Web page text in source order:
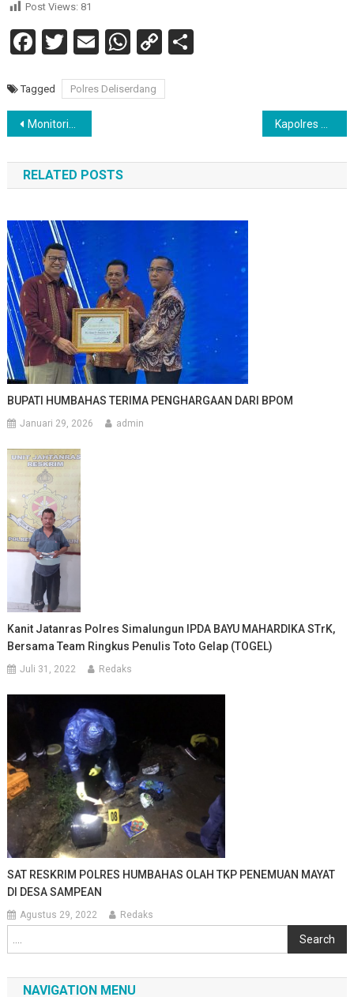
Post Views: 81
Facebook
Twitter
EmailWhatsApp
Copy
Tagged Polres Deliserdang
Navigasi
pos
Monitoring Ketersediaan BBM Di Wilayah Hukumnya, Personil Polsek Galang Polresta Deli Serdang Laksanakan Patroli Ke SPBU Kapolres Simalungun AKBP Ronald Sipayung SH SIK MH, Sambut Hangat Kedatangan Ketua Dan Pengurus PWI Simalungun Di Polres Simalungun
RELATED POSTS
BUPATI HUMBAHAS TERIMA PENGHARGAAN DARI BPOM
Januari 29, 2026 admin
Kanit Jatanras Polres Simalungun IPDA BAYU MAHARDIKA STrK,
Bersama Team Ringkus Penulis Toto Gelap (TOGEL)
Juli 31, 2022 Redaks
SAT RESKRIM POLRES HUMBAHAS OLAH TKP PENEMUAN MAYAT
DI DESA SAMPEAN
Agustus 29, 2022 Redaks
Search
NAVIGATION MENU